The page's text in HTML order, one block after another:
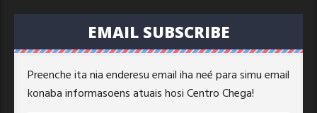
EMAIL SUBSCRIBE
Preenche ita nia enderesu email iha neé para simu email
konaba informasoens atuais hosi Centro Chega!